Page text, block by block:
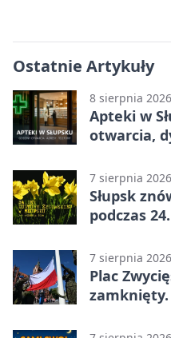
Ostatnie Artykuły
8 sierpnia 2026
Apteki w
otwarcia,
7 sierpnia 2026
Słupsk
podczas
7 sierpnia 2026
Plac
zamknięty.